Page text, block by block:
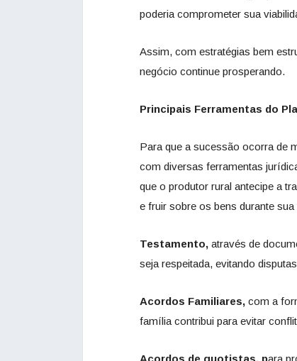
poderia comprometer sua
Assim, com estratégias bem
negócio continue prosperando.
Principais Ferramentas do
Para que a sucessão ocorra de
com diversas ferramentas
que o produtor rural antecipe a
e fruir sobre os bens durante sua
Testamento, através de
seja respeitada, evitando
Acordos Familiares, com a
família contribui para evitar
Acordos de quotistas, para